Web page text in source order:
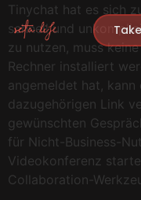
Tinychat hat es sich
schnell und
zu nutzen, muss
Rechner installiert
angemeldet hat, kann
dazugehörigen Link
gewünschten
für Nicht-Business-
Videokonferenz
Collaboration-